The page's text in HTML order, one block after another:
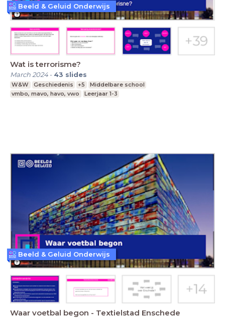
Wat is terrorisme?
March 2024- 43 slides
W&W Geschiedenis +5
Middelbare school
vmbo, mavo, havo, vwo
Leerjaar 1-3
Beeld & Geluid Onderwijs
Waar voetbal begon - Textielstad Enschede
Beeld & Geluid Onderwijs